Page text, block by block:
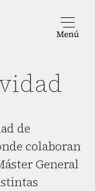
de
colaboran
General